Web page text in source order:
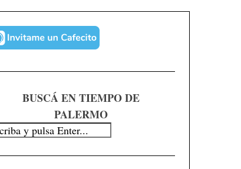
BUSCÁ EN TIEMPO DE
PALERMO